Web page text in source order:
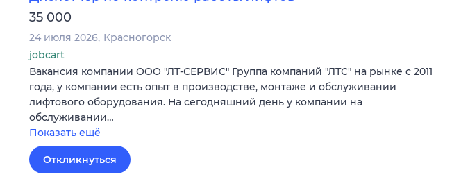
35 000
24 июля 2026 Красногорск
jobcart
Вакансия компании ООО "ЛТ-СЕРВИС" Группа компаний "ЛТС" на рынке с 2011
года, у компании есть опыт в производстве, монтаже и обслуживании
лифтового оборудования. На сегодняшний день у компании на
обслуживании…
Показать ещё
Откликнуться